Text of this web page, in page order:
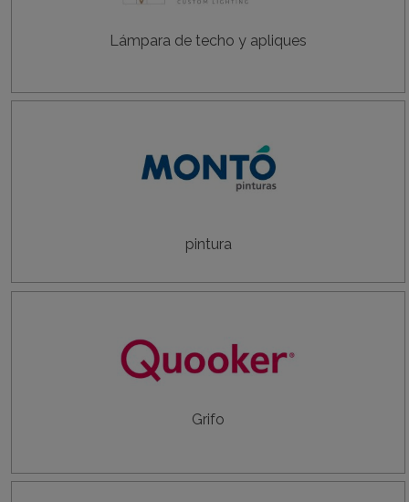
Lámpara de techo y apliques
pintura
Grifo